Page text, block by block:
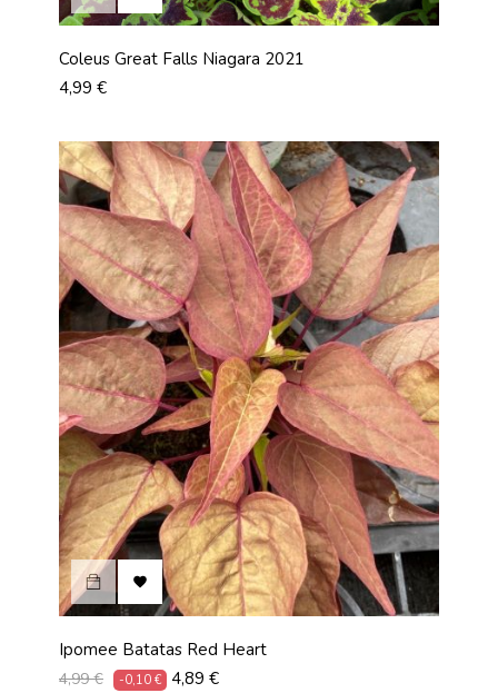
Coleus Great Falls Niagara 2021
Prix
4,99 €

Ipomee Batatas Red Heart
Prix
4,99 € -0,10 € Prix
4,89 €